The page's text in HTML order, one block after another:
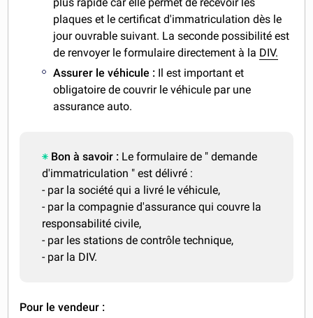
plaques et le certificat d'immatriculation dès le
jour ouvrable suivant. La seconde possibilité est
de renvoyer le formulaire directement à la DIV.
Assurer le véhicule : Il est important et
obligatoire de couvrir le véhicule par une
assurance auto.
Bon à savoir : Le formulaire de " demande
d'immatriculation " est délivré :
- par la société qui a livré le véhicule,
- par la compagnie d'assurance qui couvre la
responsabilité civile,
- par les stations de contrôle technique,
- par la DIV.
Pour le vendeur :